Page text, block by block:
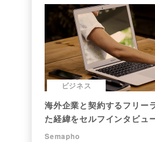
ビジネス
海外企業と契約するフリー
た経緯をセルフインタビュ
Semapho